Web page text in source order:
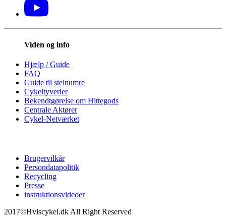
Viden og info
Hjælp / Guide
FAQ
Guide til stelnumre
Cykeltyverier
Bekendtgørelse om Hittegods
Centrale Aktører
Cykel-Netværket
Brugervilkår
Persondatapolitik
Recycling
Presse
instruktionsvideoer
2017©Hviscykel.dk All Right Reserved